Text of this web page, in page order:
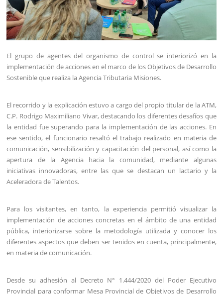
El grupo de agentes del organismo de control se interiorizó en la
implementación de acciones en el marco de los Objetivos de Desarrollo
Sostenible que realiza la Agencia Tributaria Misiones.
El recorrido y la explicación estuvo a cargo del propio titular de la ATM,
C.P. Rodrigo Maximiliano Vivar, destacando los diferentes desafíos que
la entidad fue superando para la implementación de las acciones. En
ese sentido, el funcionario resaltó el trabajo realizado en materia de
comunicación, sensibilización y capacitación del personal, así como la
apertura de la Agencia hacia la comunidad, mediante algunas
iniciativas innovadoras, entre las que se destacan un lactario y la
Aceleradora de Talentos.
Para los visitantes, en tanto, la experiencia permitió visualizar la
implementación de acciones concretas en el ámbito de una entidad
pública, interiorizarse sobre la metodología utilizada y conocer los
diferentes aspectos que deben ser tenidos en cuenta, principalmente,
en materia de comunicación.
Desde su adhesión al Decreto N° 1.444/2020 del Poder Ejecutivo
Provincial para conformar Mesa Provincial de Objetivos de Desarrollo